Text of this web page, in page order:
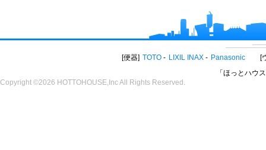
便器 TOTO LIXIL INAX Panasonic
「ほっとハウ
Copyright ©2026 HOTTOHOUSE,Inc All Rights Reserved.